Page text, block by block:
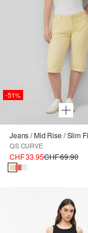
-51%
Jeans / Mid Rise / Slim
QS CURVE
CHF 33.95CHF 69.90